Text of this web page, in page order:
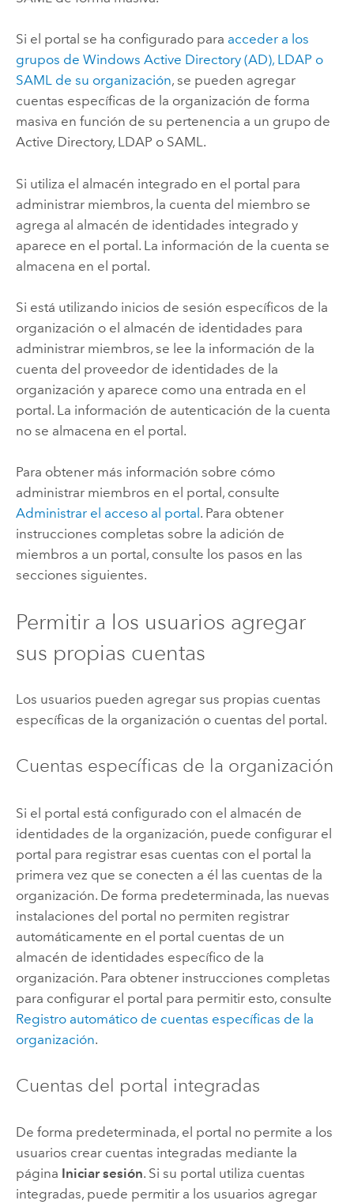
Si el portal se ha configurado para acceder a los
grupos de Windows Active Directory (AD), LDAP o
SAMLde su organización, se pueden agregar
cuentas específicas de la organización de forma
masiva en función de su pertenencia a un grupo de
Active Directory, LDAP o SAML.
Si utiliza el almacén integrado en el portal para
administrar miembros, la cuenta del miembro se
agrega al almacén de identidades integrado y
aparece en el portal. La información de la cuenta se
almacena en el portal.
Si está utilizando inicios de sesión específicos de la
organización o el almacén de identidades para
administrar miembros, se lee la información de la
cuenta del proveedor de identidades de la
organización y aparece como una entrada en el
portal. La información de autenticación de la cuenta
no se almacena en el portal.
Para obtener más información sobre cómo
administrar miembros en el portal, consulte
Administrar el acceso al portal . Para obtener
instrucciones completas sobre la adición de
miembros a un portal, consulte los pasos en las
secciones siguientes.
Permitir a los usuarios agregar
sus propias cuentas
Los usuarios pueden agregar sus propias cuentas
específicas de la organización o cuentas del portal.
Cuentas específicas de la organización
Si el portal está configurado con el almacén de
identidades de la organización, puede configurar el
portal para registrar esas cuentas con el portal la
primera vez que se conecten a él las cuentas de la
organización. De forma predeterminada, las nuevas
instalaciones del portal no permiten registrar
automáticamente en el portal cuentas de un
almacén de identidades específico de la
organización. Para obtener instrucciones completas
para configurar el portal para permitir esto, consulte
Registro automático de cuentas específicas de la
organización.
Cuentas del portal integradas
De forma predeterminada, el portal no permite a los
usuarios crear cuentas integradas mediante la
página Iniciar sesión. Si su portal utiliza cuentas
integradas, puede permitir a los usuarios agregar